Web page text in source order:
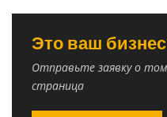
Это ваш
Отправьте заявку о
страница